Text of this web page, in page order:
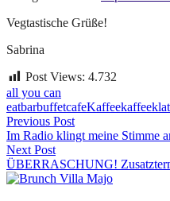
Vegtastische Grüße!
Sabrina
Post Views: 4.732
all you can
eatbarbuffetcafeKaffee
Beitragsnavigation
Previous Post
Im Radio klingt meine Stimme
Next Post
ÜBERRASCHUNG!